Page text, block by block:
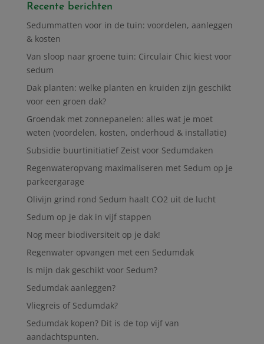
Recente berichten
Sedummatten voor in de tuin: voordelen, aanleggen
& kosten
Van sloop naar groene tuin: Circulair Chic kiest voor
sedum
Dak planten: welke planten en kruiden zijn geschikt
voor een groen dak?
Groendak met zonnepanelen: alles wat je moet
weten (voordelen, kosten, onderhoud & installatie)
Subsidie buurtinitiatief Zeist voor Sedumdaken
Regenwateropvang maximaliseren met Sedum op je
parkeergarage
Olivijn grind rond Sedum haalt CO2 uit de lucht
Sedum op je dak in vijf stappen
Nog meer biodiversiteit op je dak!
Regenwater opvangen met een Sedumdak
Is mijn dak geschikt voor Sedum?
Sedumdak aanleggen?
Vliegreis of Sedumdak?
Sedumdak kopen? Dit is de top vijf van
aandachtspunten.